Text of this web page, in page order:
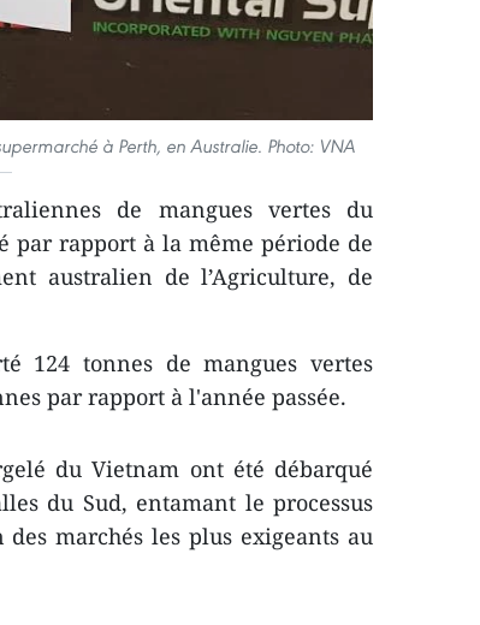
à Perth, en Australie. Photo: VNA
de mangues vertes du
par rapport à la même période de
australien de l’Agriculture, de
124 tonnes de mangues vertes
par rapport à l'année passée.
du Vietnam ont été débarqué
du Sud, entamant le processus
marchés les plus exigeants au